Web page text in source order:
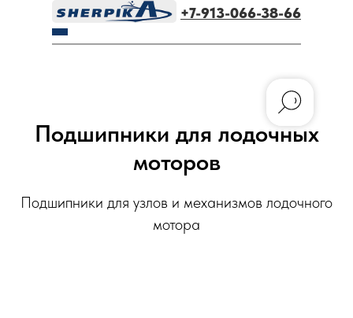
+7-913-066-38-66
Подшипники для лодочных
моторов
Подшипники для узлов и механизмов лодочного
мотора